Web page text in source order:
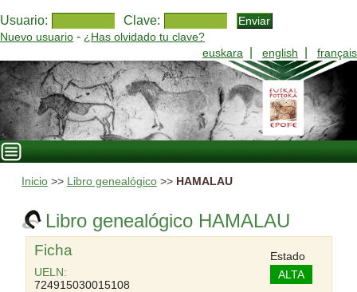
Usuario: Clave:
Nuevo usuario - ¿Has olvidado tu clave?
euskara
english français
Inicio>> Libro genealógico>> HAMALAU
Libro genealógico HAMALAU
Ficha
UELN:
724915030015108
Estado
ALTA